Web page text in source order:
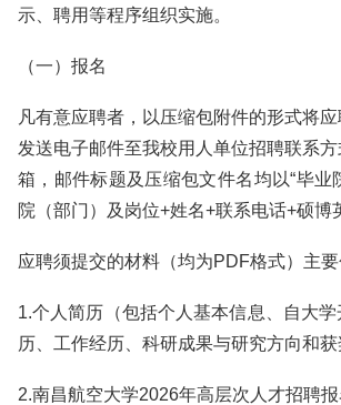
示、聘用等程序组织实施。
（一）报名
凡有意应聘者，以压缩包附件的形式将应
发送电子邮件至我校用人单位招聘联系
箱，邮件标题及压缩包文件名均以“毕业
院（部门）及岗位+姓名+联系电话+硕博
应聘须提交的材料（均为PDF格式）主要
1.个人简历（包括个人基本信息、自大
历、工作经历、科研成果与研究方向和获
2.南昌航空大学2026年高层次人才招聘报